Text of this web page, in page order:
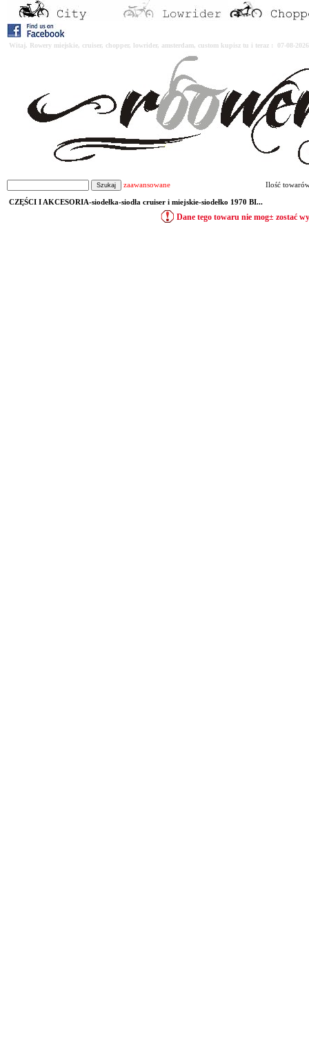
Witaj. Rowery miejskie, cruiser, chopper, lowrider, amsterdam, custom kupisz tu i teraz : 07-08-
zaawansowane Ilość
CZĘŚCI I AKCESORIA-siodełka-siodła cruiser i miejskie-siodełko 1970 BI...
Dane tego towaru nie mog± zostać